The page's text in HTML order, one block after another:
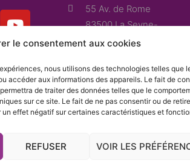
le consentement aux cookies
nous utilisons des technologies telles que
accéder aux informations des appareils. Le fait de
de traiter des données telles que le
sur ce site. Le fait de ne pas consentir ou de
effet négatif sur certaines caractéristiques et
REFUSER VOIR LES
55 Av. de Rome
83500 La Seyne-
sur-Mer